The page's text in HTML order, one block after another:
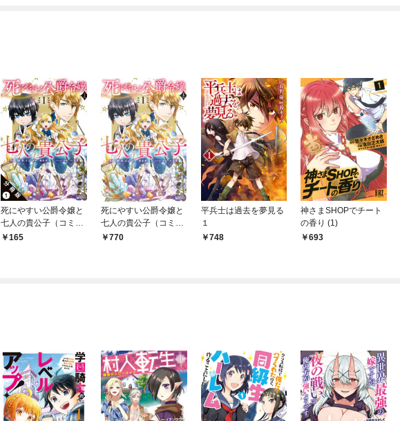
死にやすい公爵令嬢と
七人の貴公子（コミッ
ク） 分冊版 1
165
死にやすい公爵令嬢と
七人の貴公子（コミッ
ク） 1
770
平兵士は過去を夢見る
１
748
神さまSHOPでチート
の香り (1)
693